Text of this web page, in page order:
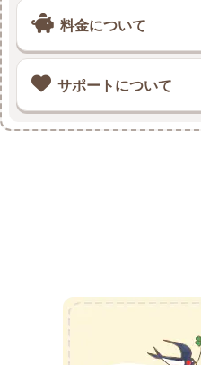
料金について
サポートについて